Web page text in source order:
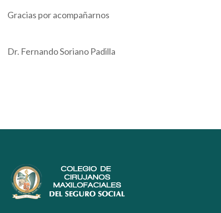
Gracias por acompañarnos
Dr. Fernando Soriano Padilla